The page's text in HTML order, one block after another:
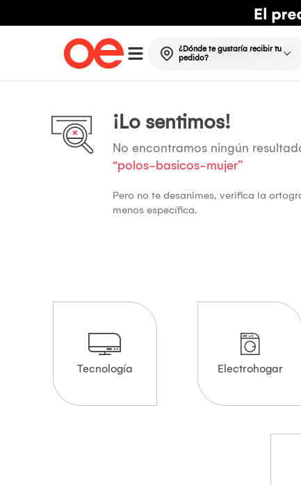
¿Dónde te gustaría recibir tu
pedido?
¡Lo sentimos!
No encontramos ningún
“polos-basicos-mujer”
Pero no te desanimes, verifica la
menos específica.
Tecnología Electrohogar